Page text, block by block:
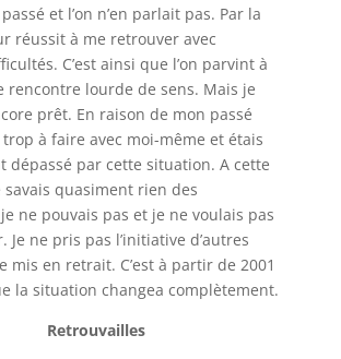
et l’on n’en parlait pas. Par la
réussit à me retrouver avec
C’est ainsi que l’on parvint à
rencontre lourde de sens. Mais je
prêt. En raison de mon passé
trop à faire avec moi-même et étais
dépassé par cette situation. A cette
quasiment rien des
ne pouvais pas et je ne voulais pas
Je ne pris pas l’initiative d’autres
mis en retrait. C’est à partir de 2001
la situation changea complètement.
Retrouvailles